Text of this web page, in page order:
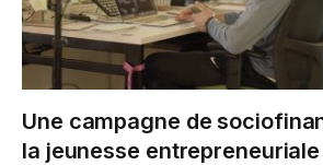
Une campagne de
la jeunesse entrepreneuriale